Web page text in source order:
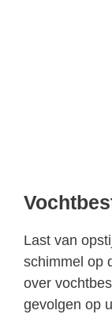
Last van
schimmel op
over
gevolgen op